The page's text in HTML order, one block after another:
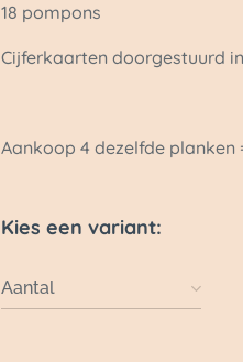
18 pompons
Cijferkaarten doorgestuurd
Aankoop 4 dezelfde planken
Kies een variant:
Aantal